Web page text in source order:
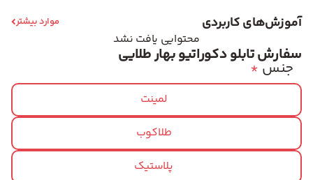
آموزش‌های کاربردی موارد بیشتر
محتوایی یافت نشد
سفارش تابلو دکوراتیو بهار طلایی
*جنس
لمینت
طلاکوب
پلاستیک